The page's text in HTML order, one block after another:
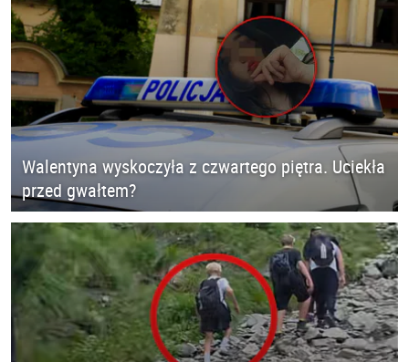
Walentyna wyskoczyła z czwartego piętra. Uciekła
przed gwałtem?